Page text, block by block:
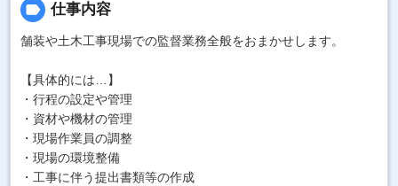
label 仕事内容
舗装や土木工事現場での監督業務全般をおまかせします。
【具体的には…】
・行程の設定や管理
・資材や機材の管理
・現場作業員の調整
・現場の環境整備
・工事に伴う提出書類等の作成